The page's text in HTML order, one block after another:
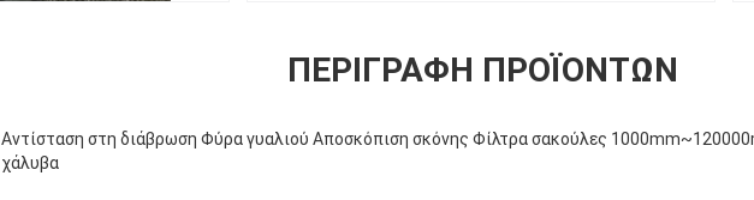
ΠΕΡΙΓΡΑΦΉ ΠΡΟΪΌΝΤΩΝ
Αντίσταση στη διάβρωση Φύρα γυαλιού Αποσκόπιση σκόνης Φίλτρα σακούλες
χάλυβα